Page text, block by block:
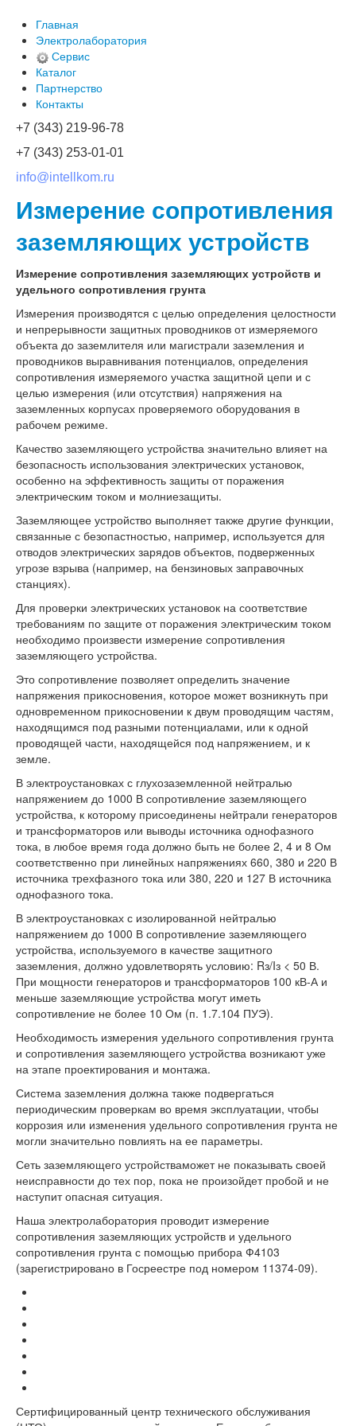
Главная
Электролаборатория
Сервис
Каталог
Партнерство
Контакты
+7 (343) 219-96-78
+7 (343) 253-01-01
info@intellkom.ru
Измерение сопротивления
заземляющих устройств
Измерение сопротивления заземляющих устройств и
удельного сопротивления грунта
Измерения производятся с целью определения целостности
и непрерывности защитных проводников от измеряемого
объекта до заземлителя или магистрали заземления и
проводников выравнивания потенциалов, определения
сопротивления измеряемого участка защитной цепи и с
целью измерения (или отсутствия) напряжения на
заземленных корпусах проверяемого оборудования в
рабочем режиме.
Качество заземляющего устройства значительно влияет на
безопасность использования электрических установок,
особенно на эффективность защиты от поражения
электрическим током и молниезащиты.
Заземляющее устройство выполняет также другие функции,
связанные с безопастностью, например, используется для
отводов электрических зарядов объектов, подверженных
угрозе взрыва (например, на бензиновых заправочных
станциях).
Для проверки электрических установок на соответствие
требованиям по защите от поражения электрическим током
необходимо произвести измерение сопротивления
заземляющего устройства.
Это сопротивление позволяет определить значение
напряжения прикосновения, которое может возникнуть при
одновременном прикосновении к двум проводящим частям,
находящимся под разными потенциалами, или к одной
проводящей части, находящейся под напряжением, и к
земле.
В электроустановках с глухозаземленной нейтралью
напряжением до 1000 В сопротивление заземляющего
устройства, к которому присоединены нейтрали генераторов
и трансформаторов или выводы источника однофазного
тока, в любое время года должно быть не более 2, 4 и 8 Ом
соответственно при линейных напряжениях 660, 380 и 220 В
источника трехфазного тока или 380, 220 и 127 В источника
однофазного тока.
В электроустановках с изолированной нейтралью
напряжением до 1000 В сопротивление заземляющего
устройства, используемого в качестве защитного
заземления, должно удовлетворять условию: Rз/Iз < 50 В.
При мощности генераторов и трансформаторов 100 кВ-А и
меньше заземляющие устройства могут иметь
сопротивление не более 10 Ом (п. 1.7.104 ПУЭ).
Необходимость измерения удельного сопротивления грунта
и сопротивления заземляющего устройства возникают уже
на этапе проектирования и монтажа.
Система заземления должна также подвергаться
периодическим проверкам во время эксплуатации, чтобы
коррозия или изменения удельного сопротивления грунта не
могли значительно повлиять на ее параметры.
Сеть заземляющего устройстваможет не показывать своей
неисправности до тех пор, пока не произойдет пробой и не
наступит опасная ситуация.
Наша электролаборатория проводит измерение
сопротивления заземляющих устройств и удельного
сопротивления грунта с помощью прибора Ф4103
(зарегистрировано в Госреестре под номером 11374-09).
Сертифицированный центр технического обслуживания